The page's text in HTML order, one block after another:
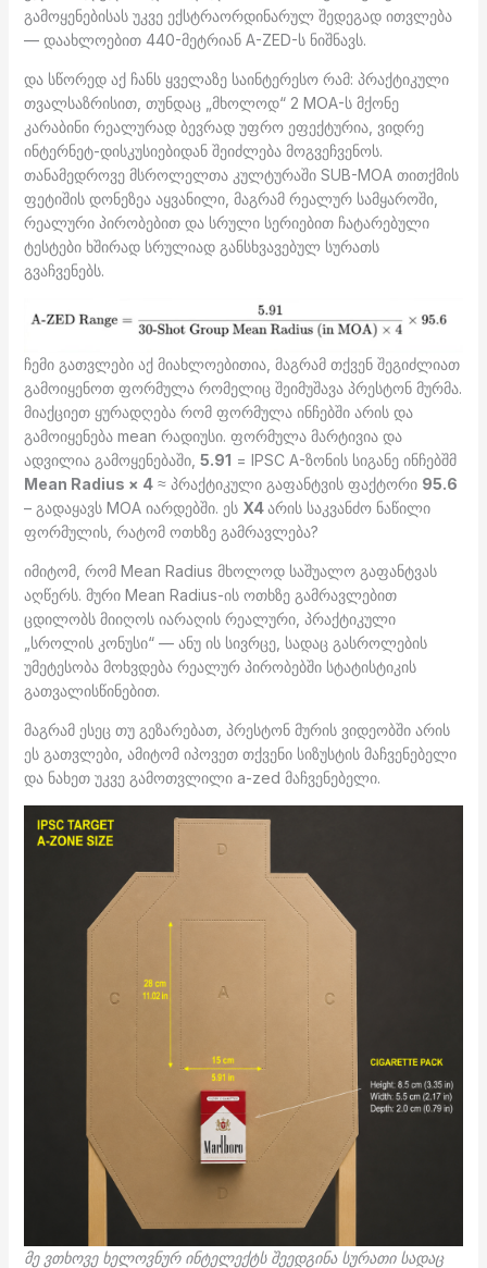
გამოყენებისას უკვე ექსტრაორდინარულ შედეგად ითვლება
— დაახლოებით 440-მეტრიან A-ZED-ს ნიშნავს.
და სწორედ აქ ჩანს ყველაზე საინტერესო რამ: პრაქტიკული
თვალსაზრისით, თუნდაც „მხოლოდ“ 2 MOA-ს მქონე
კარაბინი რეალურად ბევრად უფრო ეფექტურია, ვიდრე
ინტერნეტ-დისკუსიებიდან შეიძლება მოგვეჩვენოს.
თანამედროვე მსროლელთა კულტურაში SUB-MOA თითქმის
ფეტიშის დონეზეა აყვანილი, მაგრამ რეალურ სამყაროში,
რეალური პირობებით და სრული სერიებით ჩატარებული
ტესტები ხშირად სრულიად განსხვავებულ სურათს
გვაჩვენებს.
ჩემი გათვლები აქ მიახლოებითია, მაგრამ თქვენ შეგიძლიათ
გამოიყენოთ ფორმულა რომელიც შეიმუშავა პრესტონ მურმა.
მიაქციეთ ყურადღება რომ ფორმულა ინჩებში არის და
გამოიყენება mean რადიუსი. ფორმულა მარტივია და
ადვილია გამოყენებაში, 5.91 = IPSC A-ზონის სიგანე ინჩებშმ
Mean Radius × 4≈ პრაქტიკული გაფანტვის ფაქტორი 95.6
– გადაყავს MOA იარდებში. ეს X4არის საკვანძო ნაწილი
ფორმულის, რატომ ოთხზე გამრავლება?
იმიტომ, რომ Mean Radius მხოლოდ საშუალო გაფანტვას
აღწერს. მური Mean Radius-ის ოთხზე გამრავლებით
ცდილობს მიიღოს იარაღის რეალური, პრაქტიკული
„სროლის კონუსი“ — ანუ ის სივრცე, სადაც გასროლების
უმეტესობა მოხვდება რეალურ პირობებში სტატისტიკის
გათვალისწინებით.
მაგრამ ესეც თუ გეზარებათ, პრესტონ მურის ვიდეობში არის
ეს გათვლები, ამიტომ იპოვეთ თქვენი სიზუსტის მაჩვენებელი
და ნახეთ უკვე გამოთვლილი a-zed მაჩვენებელი.
მე ვთხოვე ხელოვნურ ინტელექტს შეედგინა სურათი სადაც